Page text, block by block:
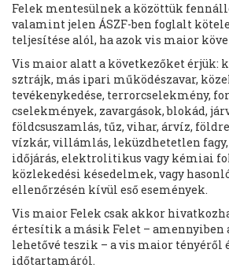
Felek mentesülnek a közöttük
valamint jelen ÁSZF-ben foglalt
teljesítése alól, ha azok vis maior
Vis maior alatt a következőket érjük:
sztrájk, más ipari működészavar,
tevékenykedése, terrorcselekmény,
cselekmények, zavargások, blokád,
földcsuszamlás, tűz, vihar, árvíz,
vízkár, villámlás, leküzdhetetlen
időjárás, elektrolitikus vagy kémiai
közlekedési késedelmek, vagy
ellenőrzésén kívül eső események.
Vis maior Felek csak akkor
értesítik a másik Felet – amennyiben
lehetővé teszik – a vis maior tényéről
időtartamáról.